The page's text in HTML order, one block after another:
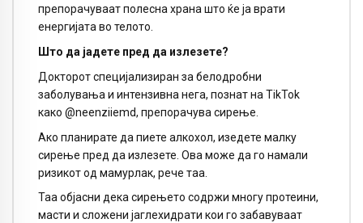
препорачуваат полесна храна што ќе ја врати
енергијата во телото.
Што да јадете пред да излезете?
Докторот специјализиран за белодробни
заболувања и интензивна нега, познат на TikTok
како @neenziiemd, препорачува сирење.
Ако планирате да пиете алкохол, изедете малку
сирење пред да излезете. Ова може да го намали
ризикот од мамурлак, рече таа.
Таа објасни дека сирењето содржи многу протеини,
масти и сложени јаглехидрати кои го забавуваат